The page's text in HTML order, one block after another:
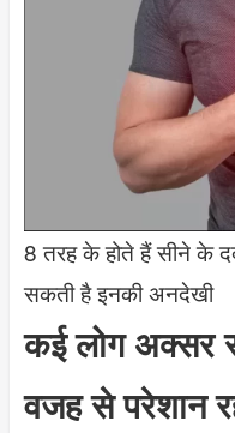
8 तरह के होते हैं सीने के
सकती है इनकी अनदेखी
कई लोग अक्सर
वजह से परेशान